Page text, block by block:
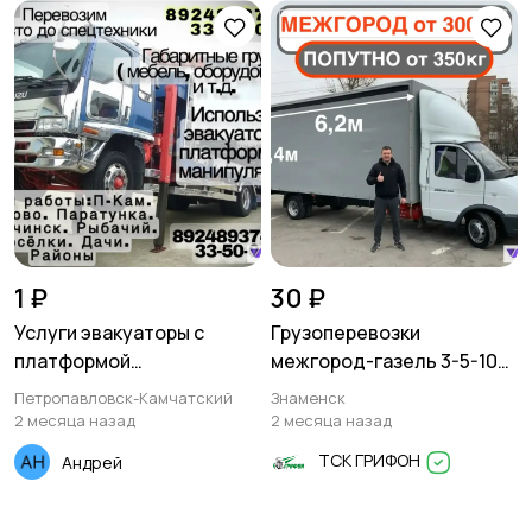
1 ₽
Услуги эвакуаторы с
платформой
манипуляторы
Петропавловск-Камчатский
2 месяца назад
Aндрей
30 ₽
Грузоперевозки
межгород-газель 3-5-10
тонн
Знаменск
2 месяца назад
ТСК ГРИФОН